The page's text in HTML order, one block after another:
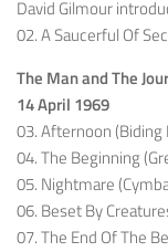
David Gilmour
02. A Saucerful Of
The Man and The
14 April 1969
03. Afternoon (Biding
04. The Beginning
05. Nightmare
06. Beset By
07. The End Of The